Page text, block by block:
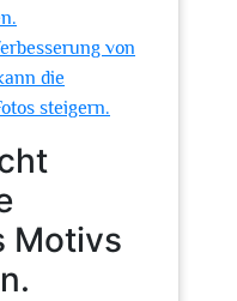
von
die
steigern.
Motivs